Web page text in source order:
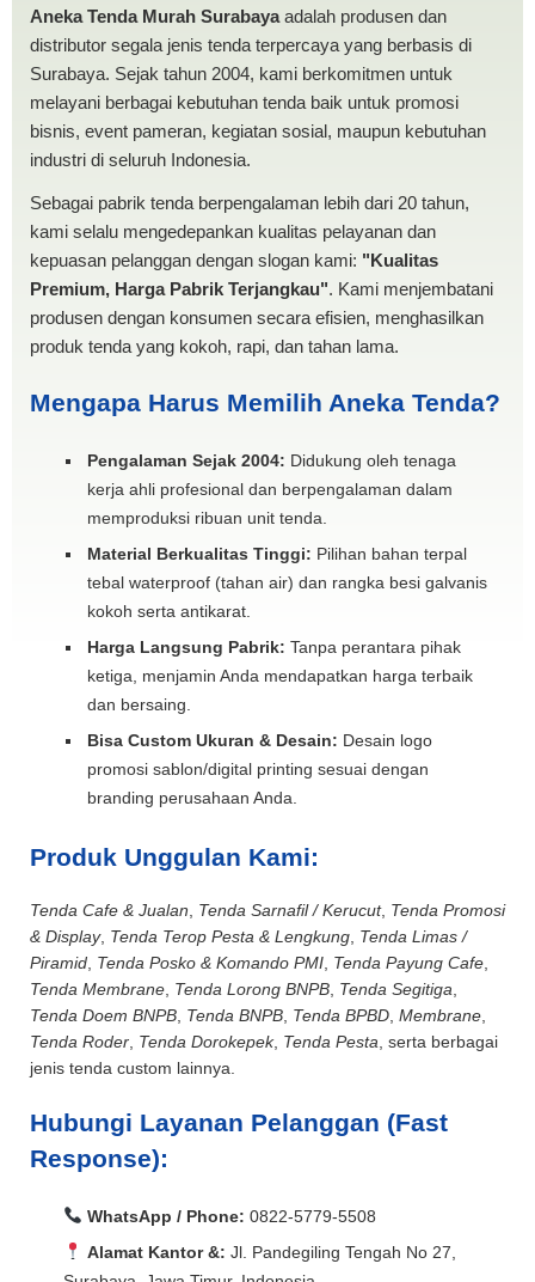
Aneka Tenda Murah Surabayaadalah produsen dan
distributor segala jenis tenda terpercaya yang berbasis di
Surabaya. Sejak tahun 2004, kami berkomitmen untuk
melayani berbagai kebutuhan tenda baik untuk promosi
bisnis, event pameran, kegiatan sosial, maupun kebutuhan
industri di seluruh Indonesia.
Sebagai pabrik tenda berpengalaman lebih dari 20 tahun,
kami selalu mengedepankan kualitas pelayanan dan
kepuasan pelanggan dengan slogan kami: "Kualitas
Premium, Harga Pabrik Terjangkau". Kami menjembatani
produsen dengan konsumen secara efisien, menghasilkan
produk tenda yang kokoh, rapi, dan tahan lama.
Mengapa Harus Memilih Aneka Tenda?
Pengalaman Sejak 2004: Didukung oleh tenaga
kerja ahli profesional dan berpengalaman dalam
memproduksi ribuan unit tenda.
Material Berkualitas Tinggi: Pilihan bahan terpal
tebal waterproof (tahan air) dan rangka besi galvanis
kokoh serta antikarat.
Harga Langsung Pabrik: Tanpa perantara pihak
ketiga, menjamin Anda mendapatkan harga terbaik
dan bersaing.
Bisa Custom Ukuran & Desain: Desain logo
promosi sablon/digital printing sesuai dengan
branding perusahaan Anda.
Produk Unggulan Kami:
Tenda Cafe & Jualan Tenda Sarnafil / Kerucut, Tenda Promosi
& Display, Tenda Terop Pesta & Lengkung Tenda Limas /
Piramid Tenda Posko & Komando PMI Tenda Payung Cafe
Tenda Membrane Tenda Lorong BNPB Tenda Segitiga
Tenda Doem BNPB Tenda BNPB Tenda BPBD Membrane
Tenda Roder Tenda Dorokepek, Tenda Pesta , serta berbagai
jenis tenda custom lainnya.
Hubungi Layanan Pelanggan (Fast
Response):
WhatsApp / Phone: 0822-5779-5508
Alamat Kantor &: Jl. Pandegiling Tengah No 27,